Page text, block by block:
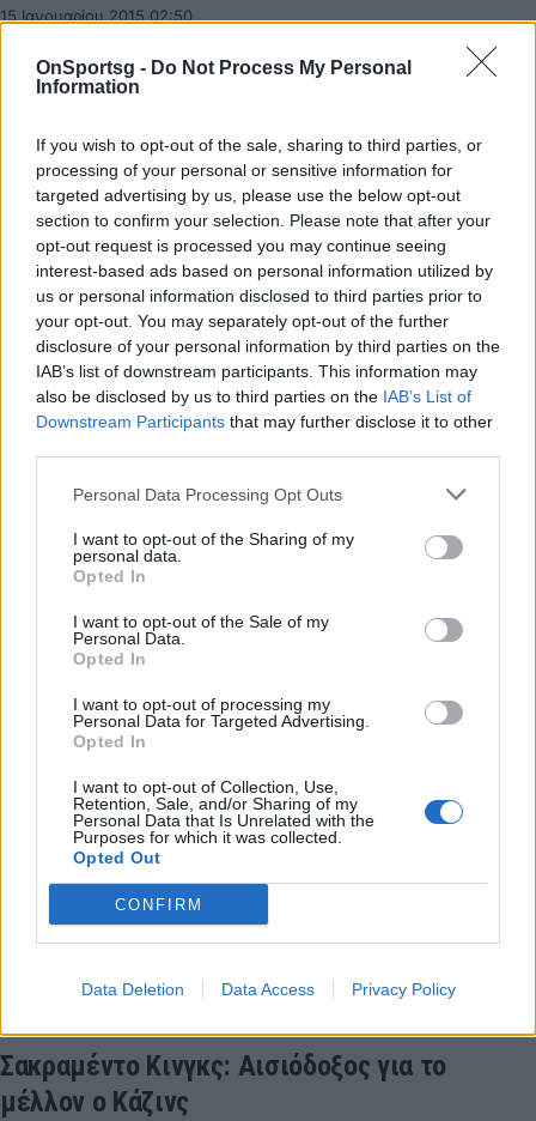
OnSportsg - Do Not Process My Personal
Information
If you wish to opt-out of the sale, sharing to third parties, or
processing of your personal or sensitive information for
targeted advertising by us, please use the below opt-out
section to confirm your selection. Please note that after your
opt-out request is processed you may continue seeing
interest-based ads based on personal information utilized by
us or personal information disclosed to third parties prior to
your opt-out. You may separately opt-out of the further
disclosure of your personal information by third parties on the
IAB’s list of downstream participants. This information may
also be disclosed by us to third parties on the IAB’s List of
Downstream Participants that may further disclose it to other
Personal Data Processing Opt Outs
I want to opt-out of the Sharing of my
personal data.
Opted In
I want to opt-out of the Sale of my
Personal Data.
Opted In
I want to opt-out of processing my
Personal Data for Targeted Advertising.
Opted In
I want to opt-out of Collection, Use,
Retention, Sale, and/or Sharing of my
Personal Data that Is Unrelated with the
Purposes for which it was collected.
Opted Out
CONFIRM
Data Deletion Data Access Privacy Policy
15 Ιανουαρίου 2015 02:50
Ντένβερ Νάγκετς: Κοντά σε συμφωνία με
Σέλτικς για Νέιτ Ρόμπινσον
Μέσα στις επόμενες ημέρες ή ώρες, ο Νέιτ Ρόμπινσον
των Ντένβερ Νάγκετς θα επιστρέψει στους Μπόστον
Σέλτικς μέσω ανταλλαγής.
14 Ιανουαρίου 2015 02:15
Σακραμέντο Κινγκς: Αισιόδοξος για το
μέλλον ο Κάζινς